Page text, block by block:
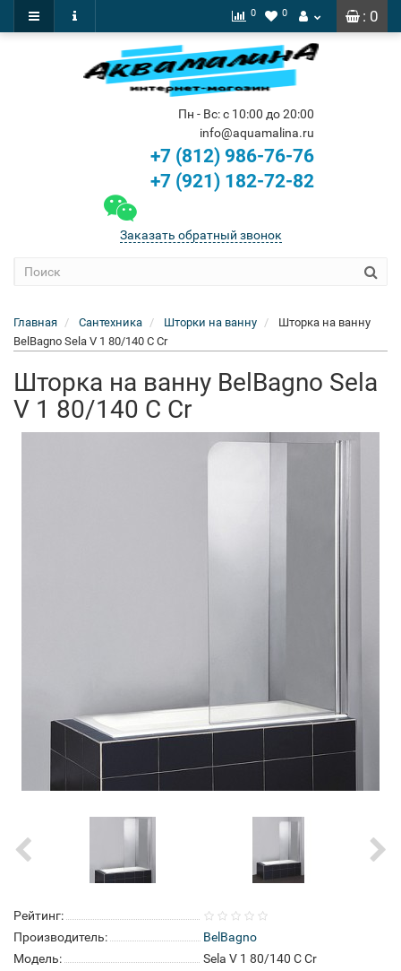
: 0
0 0
Пн - Вс: с 10:00 до 20:00
info@aquamalina.ru
+7 (812) 986-76-76
+7 (921) 182-72-82
Заказать обратный звонок
Главная Сантехника Шторки на ванну
Шторка на ванну
BelBagno Sela V 1 80/140 C Cr
Шторка на ванну BelBagno Sela
V 1 80/140 C Cr
Рейтинг:
Производитель:
BelBagno
Модель:
Sela V 1 80/140 C Cr